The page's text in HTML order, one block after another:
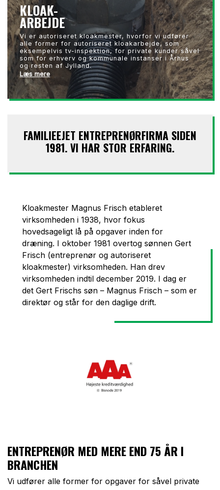
KLOAK-
ARBEJDE
Vi er autoriseret kloakmester, hvorfor vi udfører
alle former for autoriseret kloakarbejde, som
eksempelvis tv-inspektion, for private kunder såvel
som for erhverv og kommunale instanser i Århus
og resten af Jylland.
Læs mere
FAMILIEEJET ENTREPRENØRFIRMA SIDEN
1981. VI HAR STOR ERFARING.
Kloakmester Magnus Frisch etableret
virksomheden i 1938, hvor fokus
hovedsageligt lå på opgaver inden for
dræning. I oktober 1981 overtog sønnen Gert
Frisch (entreprenør og autoriseret
kloakmester) virksomheden. Han drev
virksomheden indtil december 2019. I dag er
det Gert Frischs søn – Magnus Frisch – som er
direktør og står for den daglige drift.
ENTREPRENØR MED MERE END 75 ÅR I
BRANCHEN
Vi udfører alle former for opgaver for såvel private